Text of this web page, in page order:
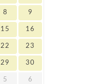
8 9
15 16
22 23
29 30
5 6